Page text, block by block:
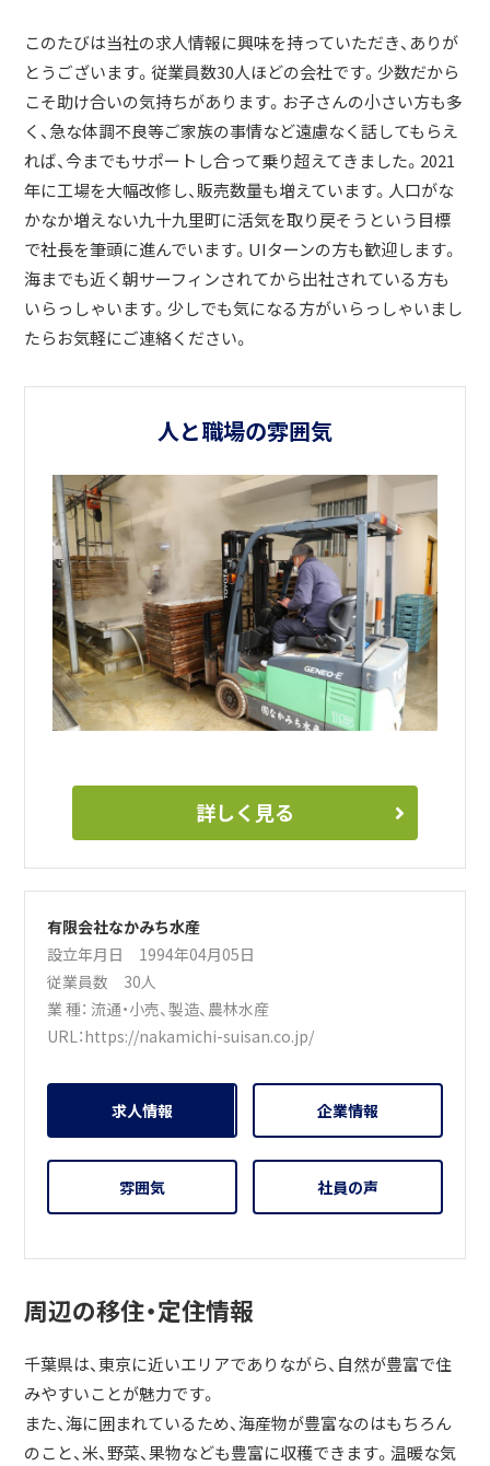
このたびは当社の求人情報に興味を持っていただき、ありが
とうございます。従業員数30人ほどの会社です。少数だから
こそ助け合いの気持ちがあります。お子さんの小さい方も多
く、急な体調不良等ご家族の事情など遠慮なく話してもらえ
れば、今までもサポートし合って乗り超えてきました。2021
年に工場を大幅改修し、販売数量も増えています。人口がな
かなか増えない九十九里町に活気を取り戻そうという目標
で社長を筆頭に進んでいます。UIターンの方も歓迎します。
海までも近く朝サーフィンされてから出社されている方も
いらっしゃいます。少しでも気になる方がいらっしゃいまし
たらお気軽にご連絡ください。
人と職場の雰囲気
詳しく見る
有限会社なかみち水産
設立年月日 1994年04月05日
従業員数 30人
業 種：流通・小売、製造、 農林水産
URL：https://nakamichi-suisan.co.jp/
求人情報 企業情報
雰囲気 社員の声
周辺の移住・定住情報
千葉県は、東京に近いエリアでありながら、自然が豊富で住
みやすいことが魅力です。
また、海に囲まれているため、海産物が豊富なのはもちろん
のこと、米、野菜、果物なども豊富に収穫できます。温暖な気